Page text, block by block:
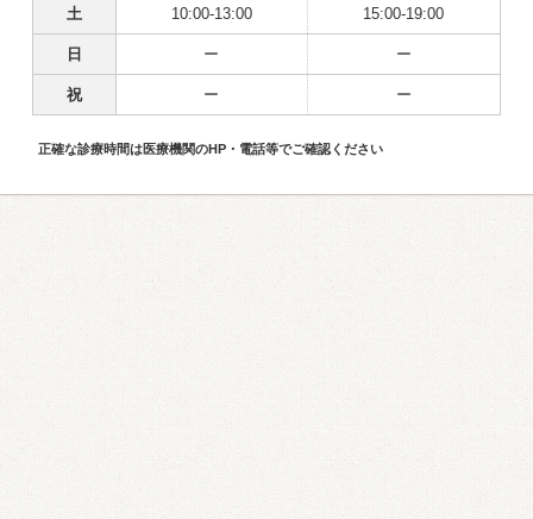
土 10:00-13:00 15:00-19:00
日 ー ー
祝 ー ー
正確な診療時間は医療機関のHP・電話等でご確認ください